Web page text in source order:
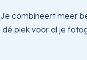
combineert meer
plek voor al je